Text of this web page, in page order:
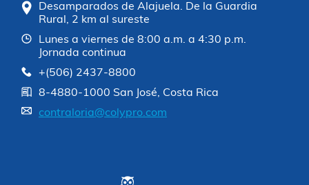
Desamparados de Alajuela. De la Guardia
Rural, 2 km al sureste
Lunes a viernes de 8:00 a.m. a 4:30 p.m.
Jornada continua
+(506) 2437-8800
8-4880-1000 San José, Costa Rica
contraloria@colypro.com